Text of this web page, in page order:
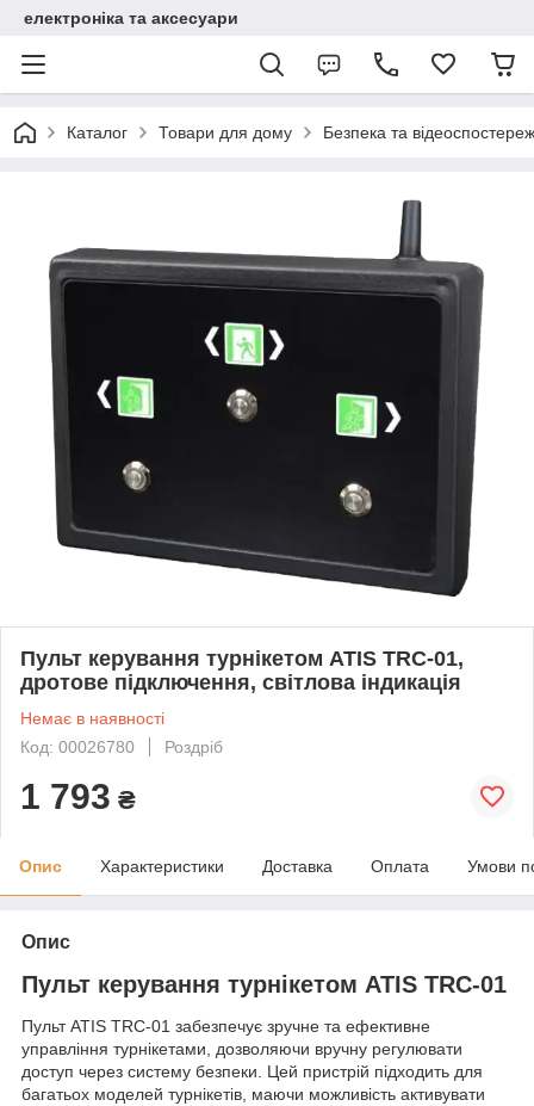
електроніка та аксесуари
Каталог Товари для дому Безпека та
Пульт керування турнікетом ATIS TRC-01,
дротове підключення, світлова індикація
Немає в наявності
Код: 00026780
Роздріб
1 793 ₴
Опис Характеристики Доставка Оплата Умови
Опис
Пульт керування турнікетом ATIS TRC-01
Пульт ATIS TRC-01 забезпечує зручне та ефективне
управління турнікетами, дозволяючи вручну регулювати
доступ через систему безпеки. Цей пристрій підходить для
багатьох моделей турнікетів, маючи можливість активувати